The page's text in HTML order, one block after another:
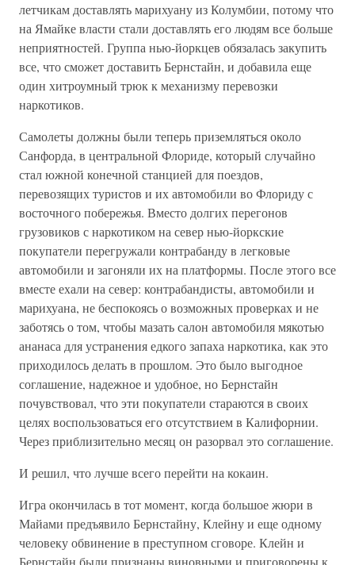
летчикам доставлять марихуану из Колумбии, потому что
на Ямайке власти стали доставлять его людям все больше
неприятностей. Группа нью-йоркцев обязалась закупить
все, что сможет доставить Бернстайн, и добавила еще
один хитроумный трюк к механизму перевозки
наркотиков.
Самолеты должны были теперь приземляться около
Санфорда, в центральной Флориде, который случайно
стал южной конечной станцией для поездов,
перевозящих туристов и их автомобили во Флориду с
восточного побережья. Вместо долгих перегонов
грузовиков с наркотиком на север нью-йоркские
покупатели перегружали контрабанду в легковые
автомобили и загоняли их на платформы. После этого все
вместе ехали на север: контрабандисты, автомобили и
марихуана, не беспокоясь о возможных проверках и не
заботясь о том, чтобы мазать салон автомобиля мякотью
ананаса для устранения едкого запаха наркотика, как это
приходилось делать в прошлом. Это было выгодное
соглашение, надежное и удобное, но Бернстайн
почувствовал, что эти покупатели стараются в своих
целях воспользоваться его отсутствием в Калифорнии.
Через приблизительно месяц он разорвал это соглашение.
И решил, что лучше всего перейти на кокаин.
Игра окончилась в тот момент, когда большое жюри в
Майами предъявило Бернстайну, Клейну и еще одному
человеку обвинение в преступном сговоре. Клейн и
Бернстайн были признаны виновными и приговорены к